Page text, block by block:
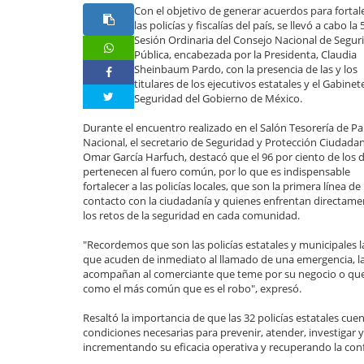
Con el objetivo de generar acuerdos para
las policías y fiscalías del país, se llevó a cabo la
Sesión Ordinaria del Consejo Nacional de
Pública, encabezada por la Presidenta, Claudia
Sheinbaum Pardo, con la presencia de las y los
titulares de los ejecutivos estatales y el
Seguridad del Gobierno de México.
Durante el encuentro realizado en el Salón Tesorería de
Nacional, el secretario de Seguridad y Protección
Omar García Harfuch, destacó que el 96 por ciento de los
pertenecen al fuero común, por lo que es indispensable
fortalecer a las policías locales, que son la primera línea de
contacto con la ciudadanía y quienes enfrentan
los retos de la seguridad en cada comunidad.
"Recordemos que son las policías estatales y municipales
que acuden de inmediato al llamado de una emergencia,
acompañan al comerciante que teme por su negocio o
como el más común que es el robo", expresó.
Resaltó la importancia de que las 32 policías estatales
condiciones necesarias para prevenir, atender,
incrementando su eficacia operativa y recuperando la